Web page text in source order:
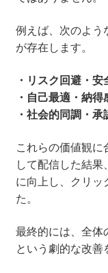
例えば、次のよう
が存在します。
・リスク回避・安
・自己最適・納得
・社会的同調・承
これらの価値観
して配信した結
に向上し、クリッ
た。
最終的には、全体
という劇的な改善